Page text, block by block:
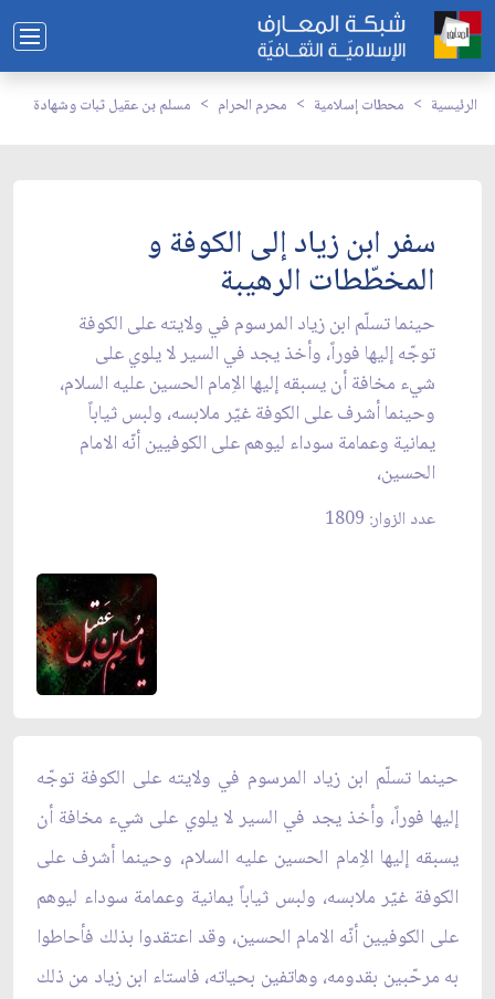
الرئيسية محطات إسلامية محرم الحرام مسلم بن عقيل ثبات وشهادة
سفر ابن زياد إلى الكوفة و
المخطّطات الرهيبة
حينما تسلّم ابن زياد المرسوم في ولايته على الكوفة
توجّه إليها فوراً، وأخذ يجد في السير لا يلوي على
شيء مخافة أن يسبقه إليها الاِمام الحسين عليه السلام،
وحينما أشرف على الكوفة غيّر ملابسه، ولبس ثياباً
يمانية وعمامة سوداء ليوهم على الكوفيين أنّه الامام
الحسين،
عدد الزوار: 1809
حينما تسلّم ابن زياد المرسوم في ولايته على الكوفة توجّه
إليها فوراً، وأخذ يجد في السير لا يلوي على شيء مخافة أن
يسبقه إليها الاِمام الحسين عليه السلام، وحينما أشرف على
الكوفة غيّر ملابسه، ولبس ثياباً يمانية وعمامة سوداء ليوهم
على الكوفيين أنّه الامام الحسين، وقد اعتقدوا بذلك فأحاطوا
به مرحّبين بقدومه، وهاتفين بحياته، فاستاء ابن زياد من ذلك